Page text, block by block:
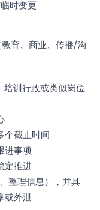
时变更
育、商业、传播/沟
培训行政或类似岗位
个截止时间
进事项
定推进
整理信息），并具
或外泄